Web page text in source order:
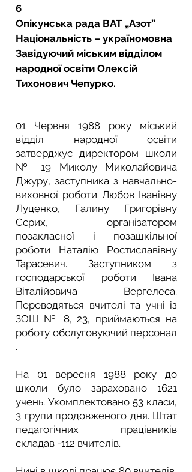
6
Опікунська рада ВАТ „Азот”
Національність – україномовна
Завідуючий міським відділом
народної освіти Олексій
Тихонович Чепурко.
01 Червня 1988 року міський
відділ народної освіти
затверджує директором школи
№ 19 Миколу Миколайовича
Джуру, заступника з навчально-
виховної роботи Любов Іванівну
Луценко, Галину Григорівну
Сєрих, організатором
позакласної і позашкільної
роботи Наталію Ростиславівну
Тарасевич. Заступником з
господарської роботи Івана
Віталійовича Вергелеса.
Переводяться вчителі та учні із
ЗОШ № 8, 23, приймаються на
роботу обслуговуючий персонал
.
На 01 вересня 1988 року до
школи було зараховано 1621
учень. Укомплектовано 53 класи,
3 групи продовженого дня. Штат
педагогічних працівників
складав -112 вчителів.